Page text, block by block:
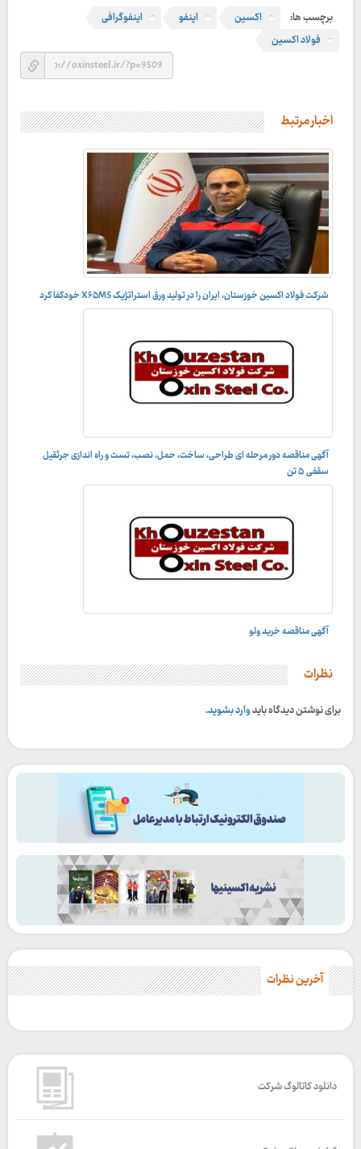
برچسب ها: اکسین اینفو
اینفوگرافی
فولاد اکسین
اخبار مرتبط
شرکت فولاد اکسین خوزستان، ایران را در تولید ورق استراتژیک X۶۵MS خودکفا کرد
آگهی مناقصه دور مرحله ای طراحی، ساخت، حمل، نصب، تست و راه اندازى جرثقيل
سقفى ۵ تن
آگهی مناقصه خرید ولو
نظرات
برای نوشتن دیدگاه بایدوارد بشوید.
آخرین نظرات
دانلود کاتالوگ شرکت